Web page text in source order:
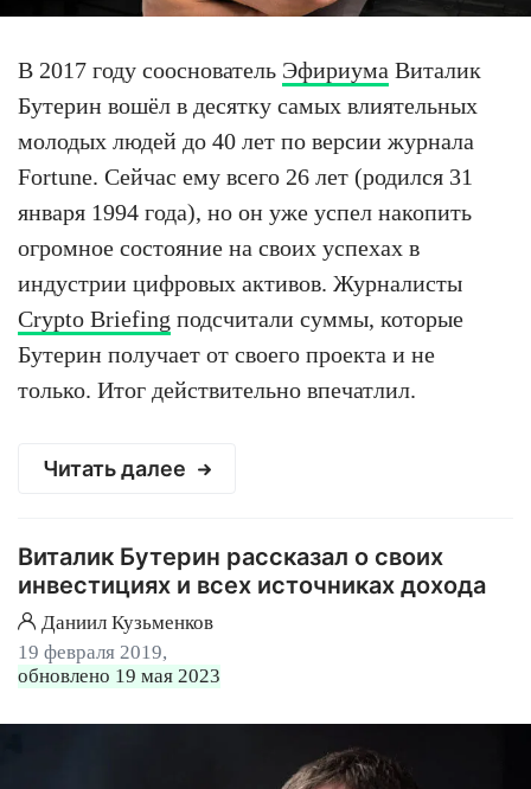
В 2017 году сооснователь Эфириума Виталик
Бутерин вошёл в десятку самых влиятельных
молодых людей до 40 лет по версии журнала
Fortune. Сейчас ему всего 26 лет (родился 31
января 1994 года), но он уже успел накопить
огромное состояние на своих успехах в
индустрии цифровых активов. Журналисты
Crypto Briefing подсчитали суммы, которые
Бутерин получает от своего проекта и не
только. Итог действительно впечатлил.
Читать далее
Виталик Бутерин рассказал о своих
инвестициях и всех источниках дохода
Даниил Кузьменков
19 февраля 2019,
обновлено 19 мая 2023